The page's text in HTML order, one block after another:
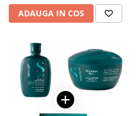
ADAUGA IN COS